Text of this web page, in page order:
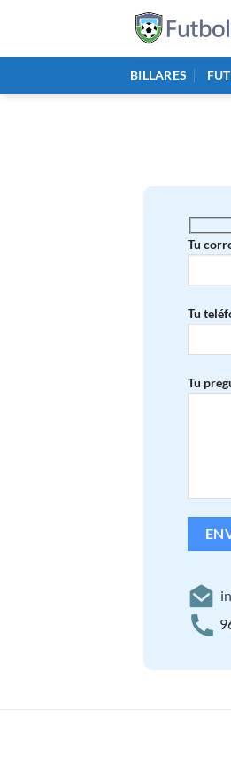
contenido
BILLARES
Tu
Tu
Tu